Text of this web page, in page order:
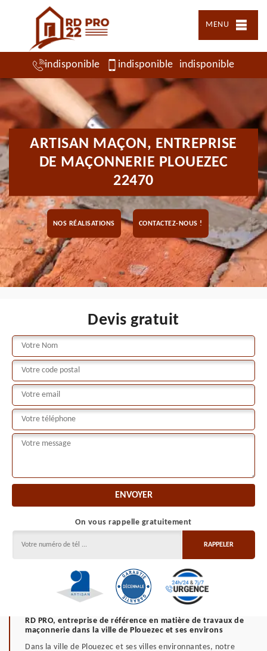
MENU
indisponible indisponible indisponible
ARTISAN MAÇON, ENTREPRISE
DE MAÇONNERIE PLOUEZEC
22470
NOS RÉALISATIONS CONTACTEZ-NOUS !
Devis gratuit
On vous rappelle gratuitement
RD PRO, entreprise de référence en matière de travaux de
maçonnerie dans la ville de Plouezec et ses environs
Dans la ville de Plouezec et ses villes environnantes, notre